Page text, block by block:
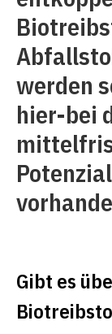
werden
hier-bei
Gibt es